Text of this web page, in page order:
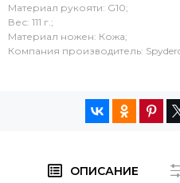
Материал рукояти: G10;
Вес: 111 г.;
Материал ножен: Кожа;
Компания производитель:
ОПИСАНИЕ